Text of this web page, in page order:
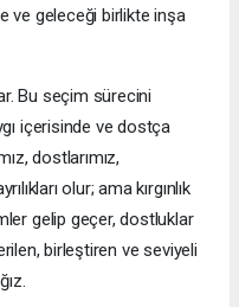
ve geleceği birlikte inşa
Bu seçim sürecini
içerisinde ve dostça
dostlarımız,
olur; ama kırgınlık
gelip geçer, dostluklar
birleştiren ve seviyeli